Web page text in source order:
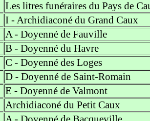
Les litres funéraires du Pays de
I - Archidiaconé du Grand Caux
A - Doyenné de Fauville
B - Doyenné du Havre
C - Doyenné des Loges
D - Doyenné de Saint-Romain
E - Doyenné de Valmont
Archidiaconé du Petit Caux